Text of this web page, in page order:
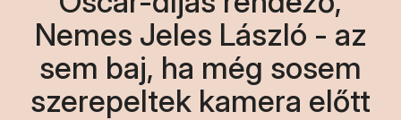
Nemes Jeles László - az
sem baj, ha még sosem
szerepeltek kamera előtt